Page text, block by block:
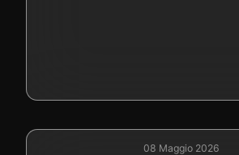
08 Maggio 2026